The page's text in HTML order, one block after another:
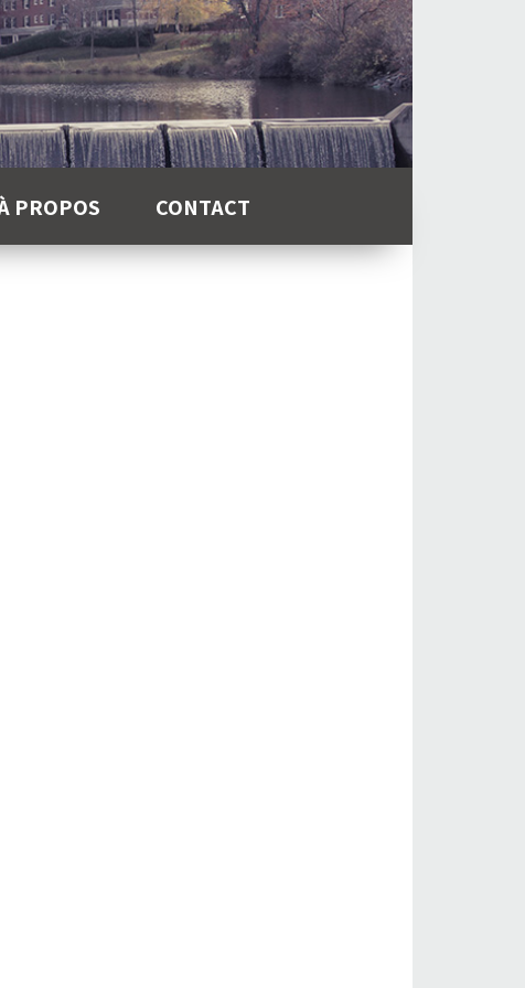
PROPOS CONTACT